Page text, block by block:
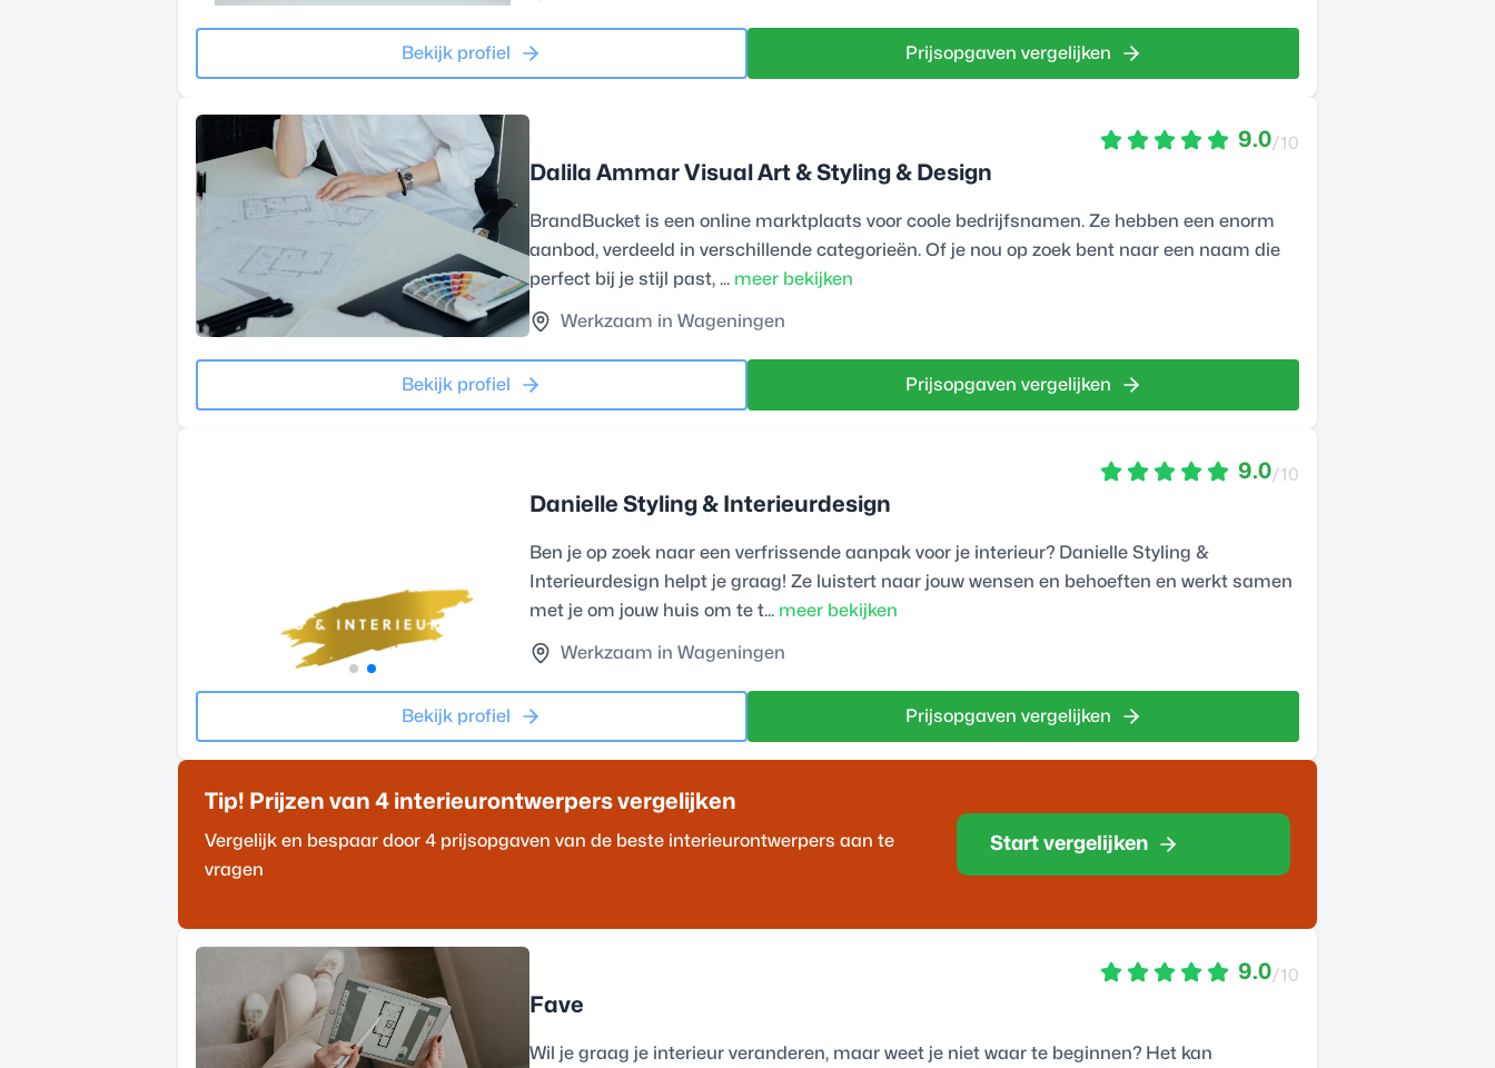
Bekijk profiel Prijsopgaven vergelijken
9.0/10
Dalila Ammar Visual Art & Styling & Design
BrandBucket is een online marktplaats voor coole bedrijfsnamen. Ze hebben een enorm
aanbod, verdeeld in verschillende categorieën. Of je nou op zoek bent naar een naam die
perfect bij je stijl past, ... meer bekijken
Werkzaam in Wageningen
Bekijk profiel Prijsopgaven vergelijken
9.0/10
Danielle Styling & Interieurdesign
Ben je op zoek naar een verfrissende aanpak voor je interieur? Danielle Styling &
Interieurdesign helpt je graag! Ze luistert naar jouw wensen en behoeften en werkt samen
met je om jouw huis om te t... meer bekijken
Werkzaam in Wageningen
Bekijk profiel Prijsopgaven vergelijken
Tip! Prijzen van 4 interieurontwerpers vergelijken
Vergelijk en bespaar door 4 prijsopgaven van de beste interieurontwerpers aan te
vragen
Start vergelijken
9.0/10
Fave
Wil je graag je interieur veranderen, maar weet je niet waar te beginnen? Het kan